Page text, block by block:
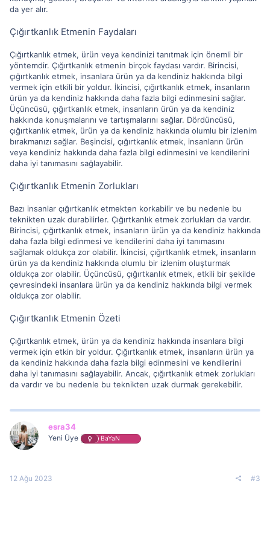
da yer alır.
Çığırtkanlık Etmenin Faydaları
Çığırtkanlık etmek, ürün veya kendinizi tanıtmak için önemli bir
yöntemdir. Çığırtkanlık etmenin birçok faydası vardır. Birincisi,
çığırtkanlık etmek, insanlara ürün ya da kendiniz hakkında bilgi
vermek için etkili bir yoldur. İkincisi, çığırtkanlık etmek, insanların
ürün ya da kendiniz hakkında daha fazla bilgi edinmesini sağlar.
Üçüncüsü, çığırtkanlık etmek, insanların ürün ya da kendiniz
hakkında konuşmalarını ve tartışmalarını sağlar. Dördüncüsü,
çığırtkanlık etmek, ürün ya da kendiniz hakkında olumlu bir izlenim
bırakmanızı sağlar. Beşincisi, çığırtkanlık etmek, insanların ürün
veya kendiniz hakkında daha fazla bilgi edinmesini ve kendilerini
daha iyi tanımasını sağlayabilir.
Çığırtkanlık Etmenin Zorlukları
Bazı insanlar çığırtkanlık etmekten korkabilir ve bu nedenle bu
teknikten uzak durabilirler. Çığırtkanlık etmek zorlukları da vardır.
Birincisi, çığırtkanlık etmek, insanların ürün ya da kendiniz hakkında
daha fazla bilgi edinmesi ve kendilerini daha iyi tanımasını
sağlamak oldukça zor olabilir. İkincisi, çığırtkanlık etmek, insanların
ürün ya da kendiniz hakkında olumlu bir izlenim oluşturmak
oldukça zor olabilir. Üçüncüsü, çığırtkanlık etmek, etkili bir şekilde
çevresindeki insanlara ürün ya da kendiniz hakkında bilgi vermek
oldukça zor olabilir.
Çığırtkanlık Etmenin Özeti
Çığırtkanlık etmek, ürün ya da kendiniz hakkında insanlara bilgi
vermek için etkin bir yoldur. Çığırtkanlık etmek, insanların ürün ya
da kendiniz hakkında daha fazla bilgi edinmesini ve kendilerini
daha iyi tanımasını sağlayabilir. Ancak, çığırtkanlık etmek zorlukları
da vardır ve bu nedenle bu teknikten uzak durmak gerekebilir.
esra34
Yeni Üye BaYaN
12 Ağu 2023 #3